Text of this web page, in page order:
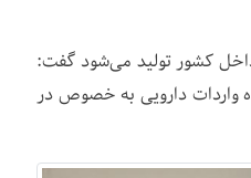
مورد نیاز ایران در داخل کشور تولید می‌شود گفت:
واردات دارویی به خصوص در